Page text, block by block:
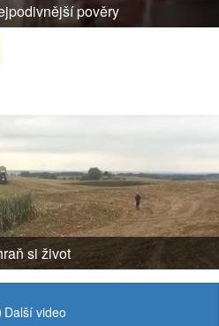
pověry
si život
Další video